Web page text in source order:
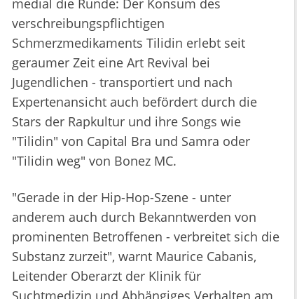
medial die Runde: Der Konsum des
verschreibungspflichtigen
Schmerzmedikaments Tilidin erlebt seit
geraumer Zeit eine Art Revival bei
Jugendlichen - transportiert und nach
Expertenansicht auch befördert durch die
Stars der Rapkultur und ihre Songs wie
"Tilidin" von Capital Bra und Samra oder
"Tilidin weg" von Bonez MC.
"Gerade in der Hip-Hop-Szene - unter
anderem auch durch Bekanntwerden von
prominenten Betroffenen - verbreitet sich die
Substanz zurzeit", warnt Maurice Cabanis,
Leitender Oberarzt der Klinik für